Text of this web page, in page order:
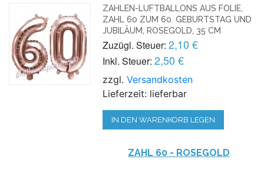
ZAHLEN-LUFTBALLONS AUS FOLIE,
ZAHL 60 ZUM 60. GEBURTSTAG UND
JUBILÄUM, ROSEGOLD, 35 CM
Zuzügl. Steuer: 2,10 €
Inkl. Steuer: 2,50 €
zzgl.Versandkosten
Lieferzeit: lieferbar
IN DEN WARENKORB LEGEN
ZAHL 60 - ROSEGOLD